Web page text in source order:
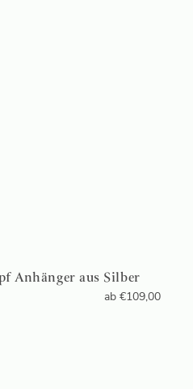
Anhänger aus Silber
ab €109,00